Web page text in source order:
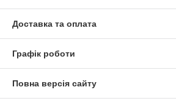
Доставка та оплата
Графік роботи
Повна версія сайту